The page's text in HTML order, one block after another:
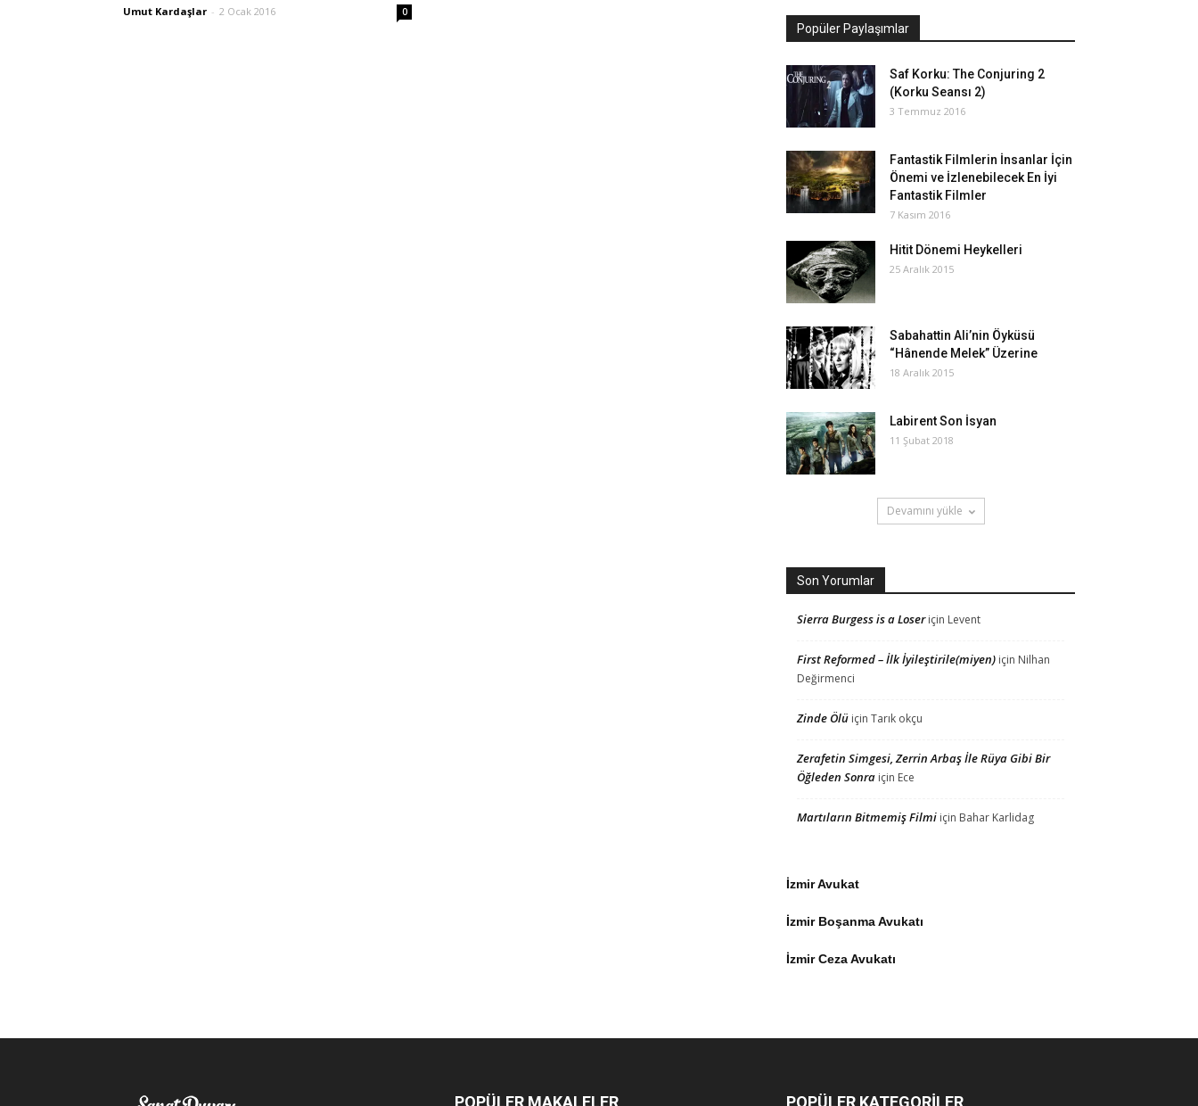
Umut Kardaşlar - 2 Ocak 2016 0
Popüler Paylaşımlar
Saf Korku: The Conjuring 2
(Korku Seansı 2)
3 Temmuz 2016
Fantastik Filmlerin İnsanlar İçin
Önemi ve İzlenebilecek En İyi
Fantastik Filmler
7 Kasım 2016
Hitit Dönemi Heykelleri
25 Aralık 2015
Sabahattin Ali’nin Öyküsü
“Hânende Melek” Üzerine
18 Aralık 2015
Labirent Son İsyan
11 Şubat 2018
Devamını yükle
Son Yorumlar
Sierra Burgess is a Loseriçin Levent
First Reformed – İlk İyileştirile(miyen) için Nilhan
Değirmenci
Zinde Ölü için Tarık okçu
Zerafetin Simgesi, Zerrin Arbaş İle Rüya Gibi Bir
Öğleden Sonra için Ece
Martıların Bitmemiş Filmi için Bahar Karlidag
İzmir Avukat
İzmir Boşanma Avukatı
İzmir Ceza Avukatı
POPÜLER MAKALELER POPÜLER KATEGORİLER